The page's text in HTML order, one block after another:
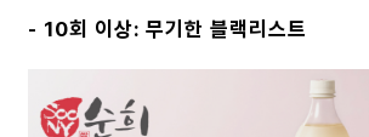
- 10회 이상: 무기한 블랙리스트